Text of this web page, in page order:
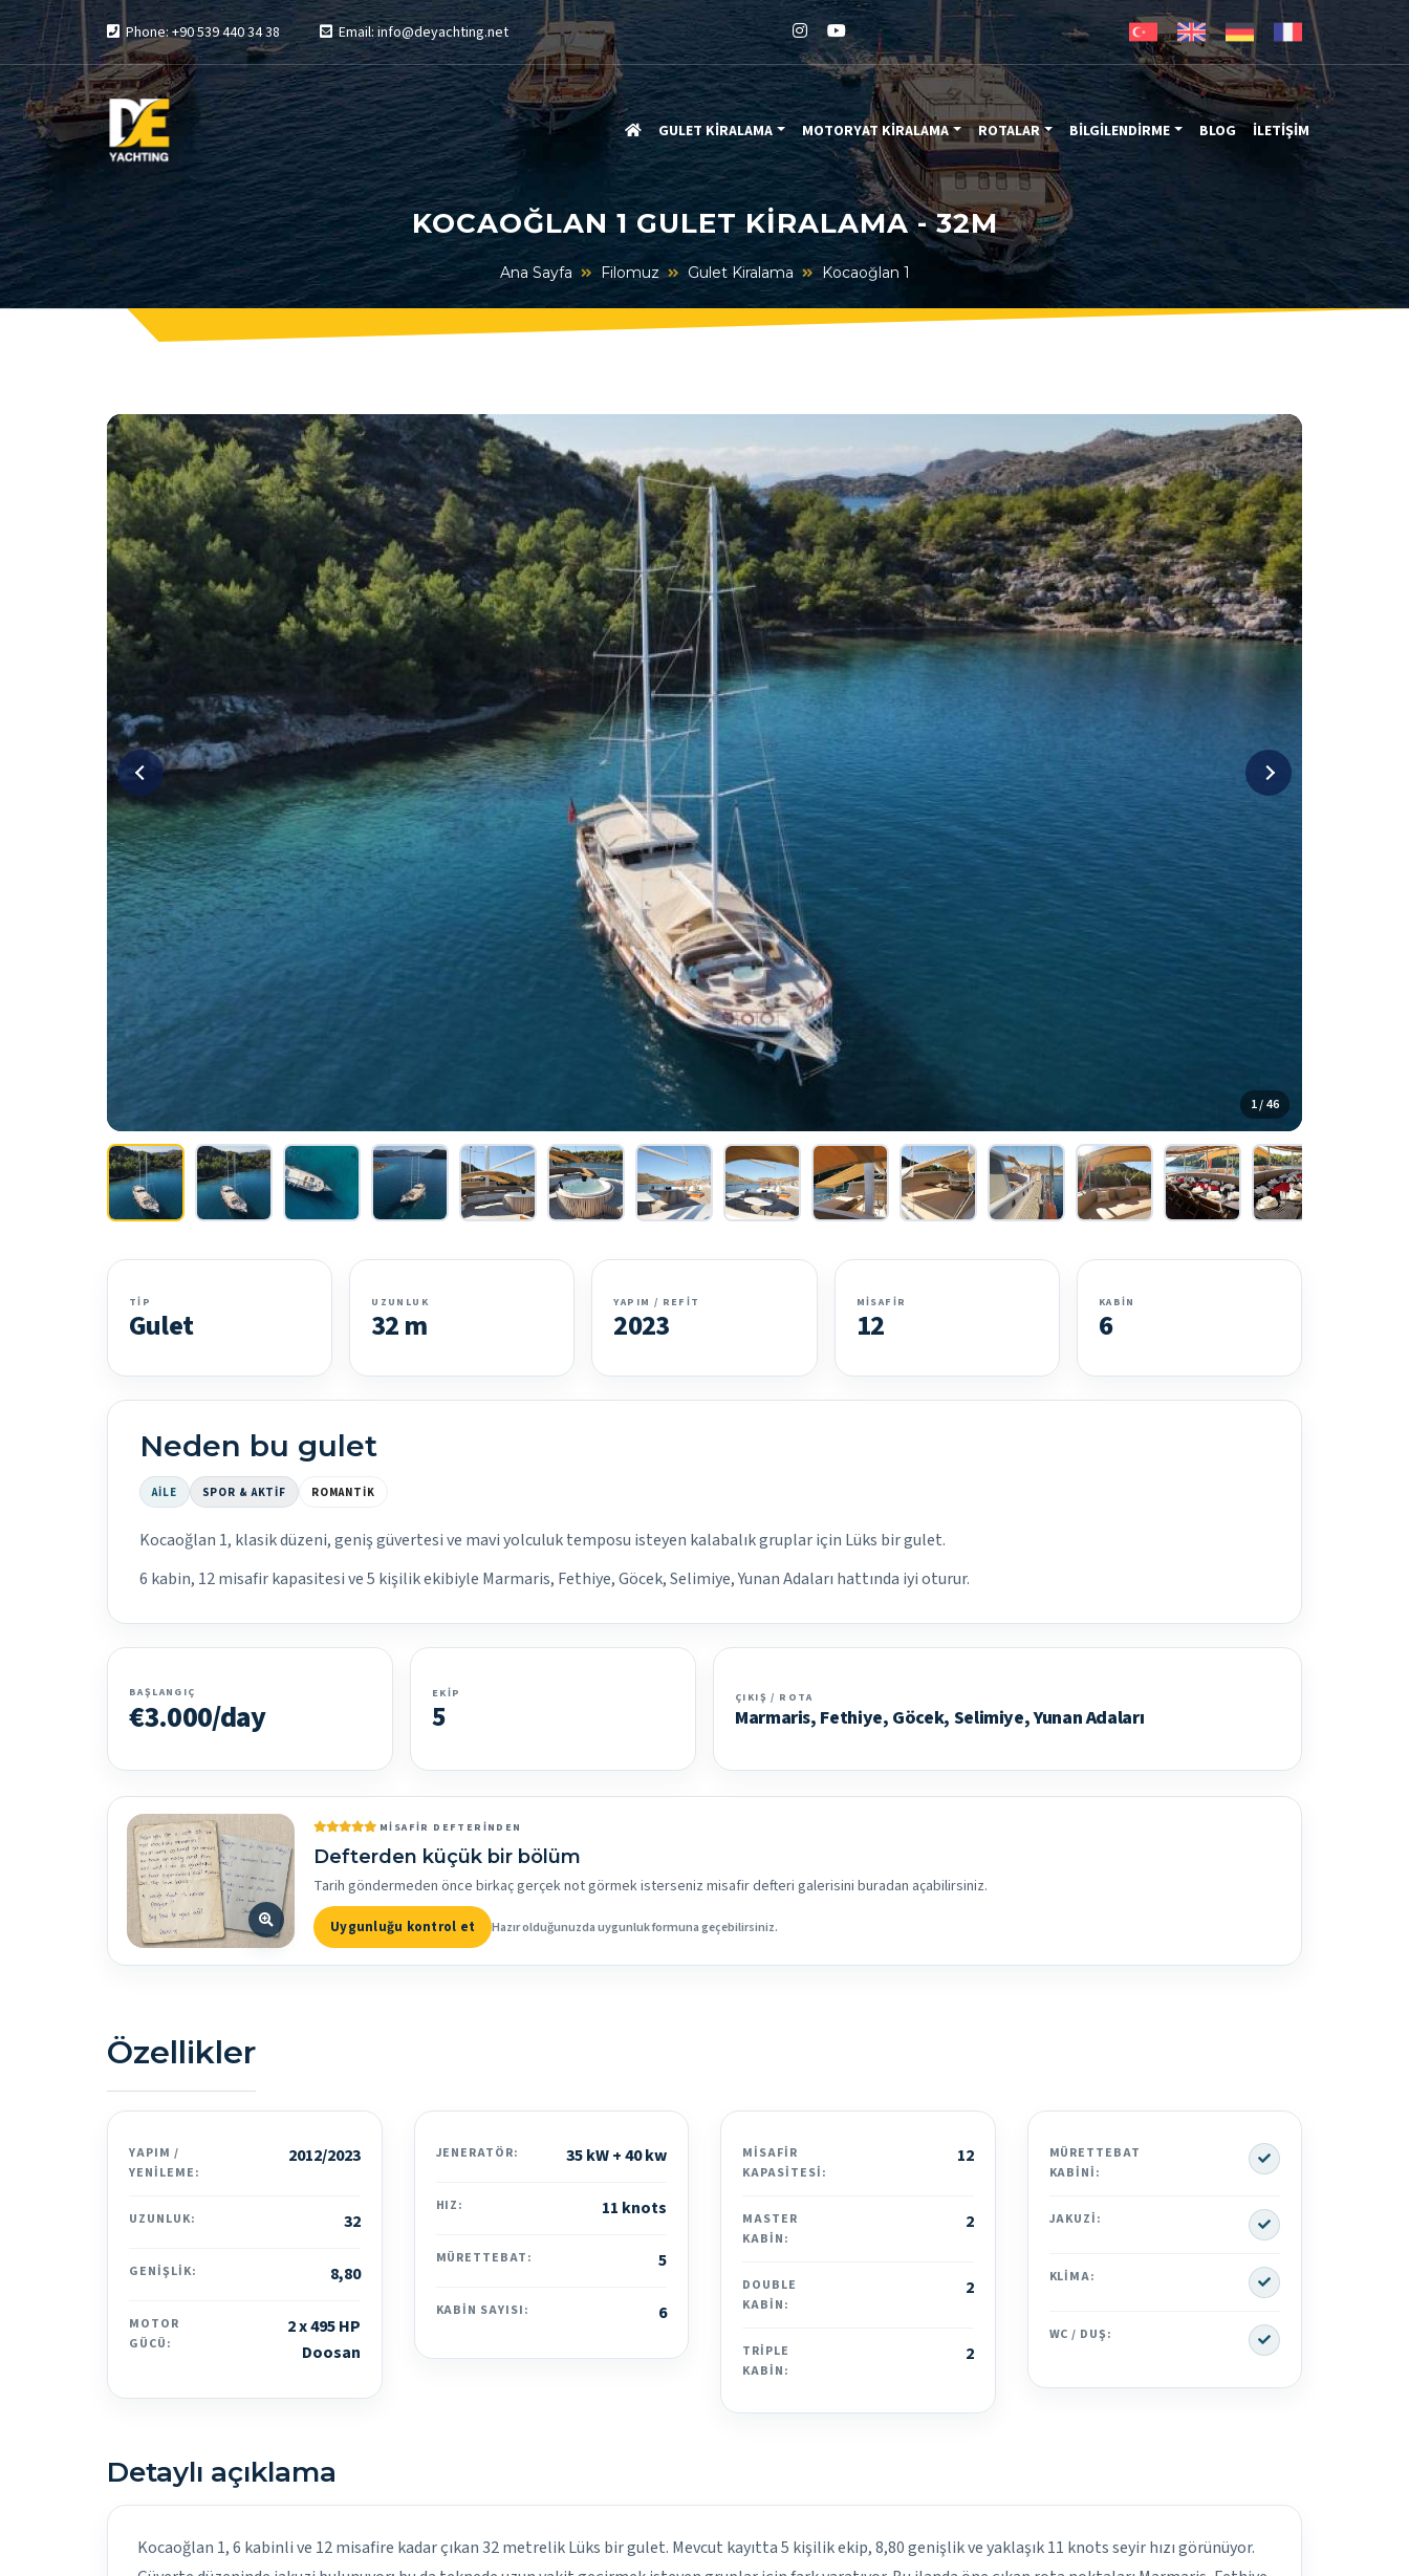
Phone: +90 539 440 34 38 Email: info@deyachting.net
GULET KİRALAMA MOTORYAT KİRALAMA ROTALAR BİLGİLENDİRME BLOG İLETİŞİM
KOCAOĞLAN 1 GULET KIRALAMA - 32M
Ana Sayfa Filomuz Gulet Kiralama Kocaoğlan 1
1 / 46
TIP
Gulet
UZUNLUK
32 m
YAPIM / REFIT
2023
MISAFIR
12
KABIN
6
Neden bu gulet
AILE SPOR & AKTIF ROMANTIK
Kocaoğlan 1, klasik düzeni, geniş güvertesi ve mavi yolculuk temposu isteyen kalabalık gruplar için Lüks bir gulet.
6 kabin, 12 misafir kapasitesi ve 5 kişilik ekibiyle Marmaris, Fethiye, Göcek, Selimiye, Yunan Adaları hattında iyi oturur.
BAŞLANGIÇ
€3.000/day
EKIP
5
ÇIKIŞ / ROTA
Marmaris, Fethiye, Göcek, Selimiye, Yunan Adaları
MISAFIR DEFTERINDEN
Defterden küçük bir bölüm
Tarih göndermeden önce birkaç gerçek not görmek isterseniz misafir defteri galerisini buradan açabilirsiniz.
Uygunluğu kontrol et Hazır olduğunuzda uygunluk formuna geçebilirsiniz.
Özellikler
YAPIM /
YENILEME:
2012/2023
UZUNLUK: 32
GENIŞLIK: 8,80
MOTOR
GÜCÜ:
2 x 495 HP
Doosan
JENERATÖR: 35 kW + 40 kw
HIZ: 11 knots
MÜRETTEBAT: 5
KABIN SAYISI: 6
MISAFIR
KAPASITESI:
12
MASTER
KABIN:
2
DOUBLE
KABIN:
2
TRIPLE
KABIN:
2
MÜRETTEBAT
KABINI:
Yes
JAKUZI: Yes
KLIMA: Yes
WC / DUŞ: Yes
Detaylı açıklama
Kocaoğlan 1, 6 kabinli ve 12 misafire kadar çıkan 32 metrelik Lüks bir gulet. Mevcut kayıtta 5 kişilik ekip, 8,80 genişlik ve yaklaşık 11 knots seyir hızı görünüyor.